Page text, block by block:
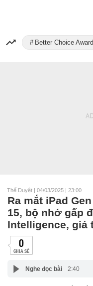
Better Choice
Thế Duyệt | 04/03/2025 | 23:00
Ra mắt iPad
15, bộ nhớ gấp
Intelligence, giá
0
CHIA SẺ
Nghe đọc bài 2:40